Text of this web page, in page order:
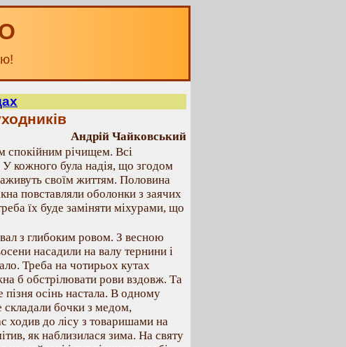
Андрій Чайковський
спокійним річищем. Всі
кожного була надія, що згодом
своїм життям. Половина
повставляли оболонки з заячих
їх буде заміняти міхурами, що
з глибоким ровом. З весною
насадили на валу тернини і
Треба на чотирьох кутах
б обстрілювати рови вздовж. Та
осінь настала. В одному
складали бочки з медом,
ходив до лісу з товаришами на
як наблизилася зима. На святу